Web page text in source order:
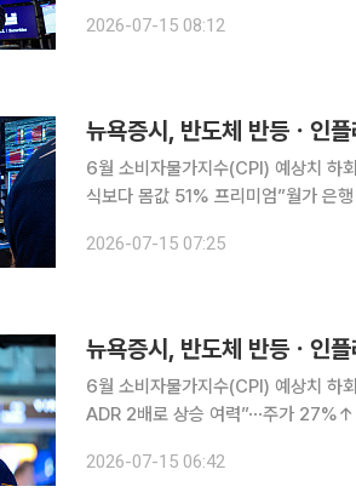
(0.02%) 오른 5만2508.27에 마무리
2026-07-15 08:12
6월 소비자물가지수(CPI) 예상치 하
식보다 몸값 51% 프리미엄”월가
도체주가 강한 반등세를 나타냈고 인
2026-07-15 07:25
뉴욕증시, 반도체 반등ㆍ
6월 소비자물가지수(CPI) 예상치
ADR 2배로 상승 여력”⋯주가
타냈고 인플레이션에 대한 우려가 완
2026-07-15 06:42